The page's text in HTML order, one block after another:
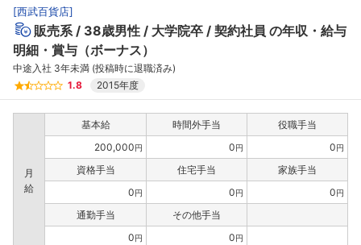
[西武百貨店]
販売系 38歳男性 大学院卒 契約社員 の年収・給与
明細・賞与（ボーナス）
中途入社 3年未満 (投稿時に退職済み)
1.8
2015年度
月
給
基本給 時間外手当
役職手当
200,000円 0円 0円
資格手当 住宅手当
家族手当
0円 0円 0円
通勤手当
その他手当
0円 0円